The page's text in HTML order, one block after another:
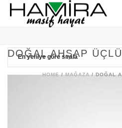
DOĞAL AHŞAP
HOME/MAĞAZA/DOĞAL